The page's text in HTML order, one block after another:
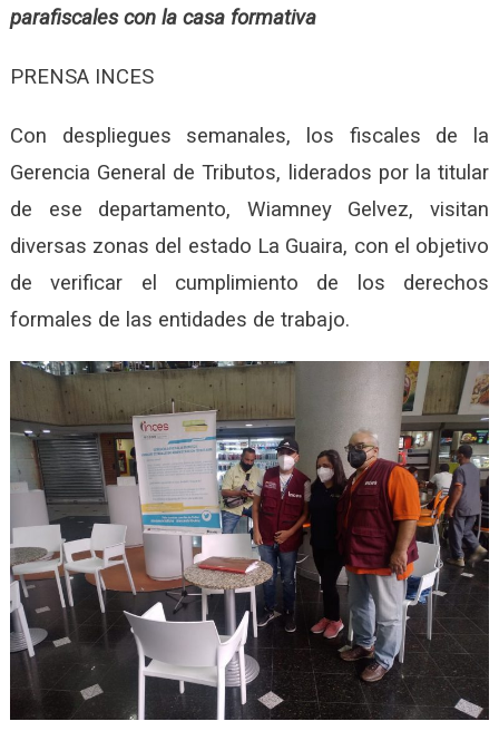
parafiscales con la casa formativa
PRENSA INCES
Con despliegues semanales, los fiscales de la
Gerencia General de Tributos, liderados por la titular
de ese departamento, Wiamney Gelvez, visitan
diversas zonas del estado La Guaira, con el objetivo
de verificar el cumplimiento de los derechos
formales de las entidades de trabajo.